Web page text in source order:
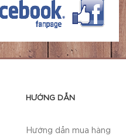
HƯỚNG DẪN
Hướng dẫn mua hàng